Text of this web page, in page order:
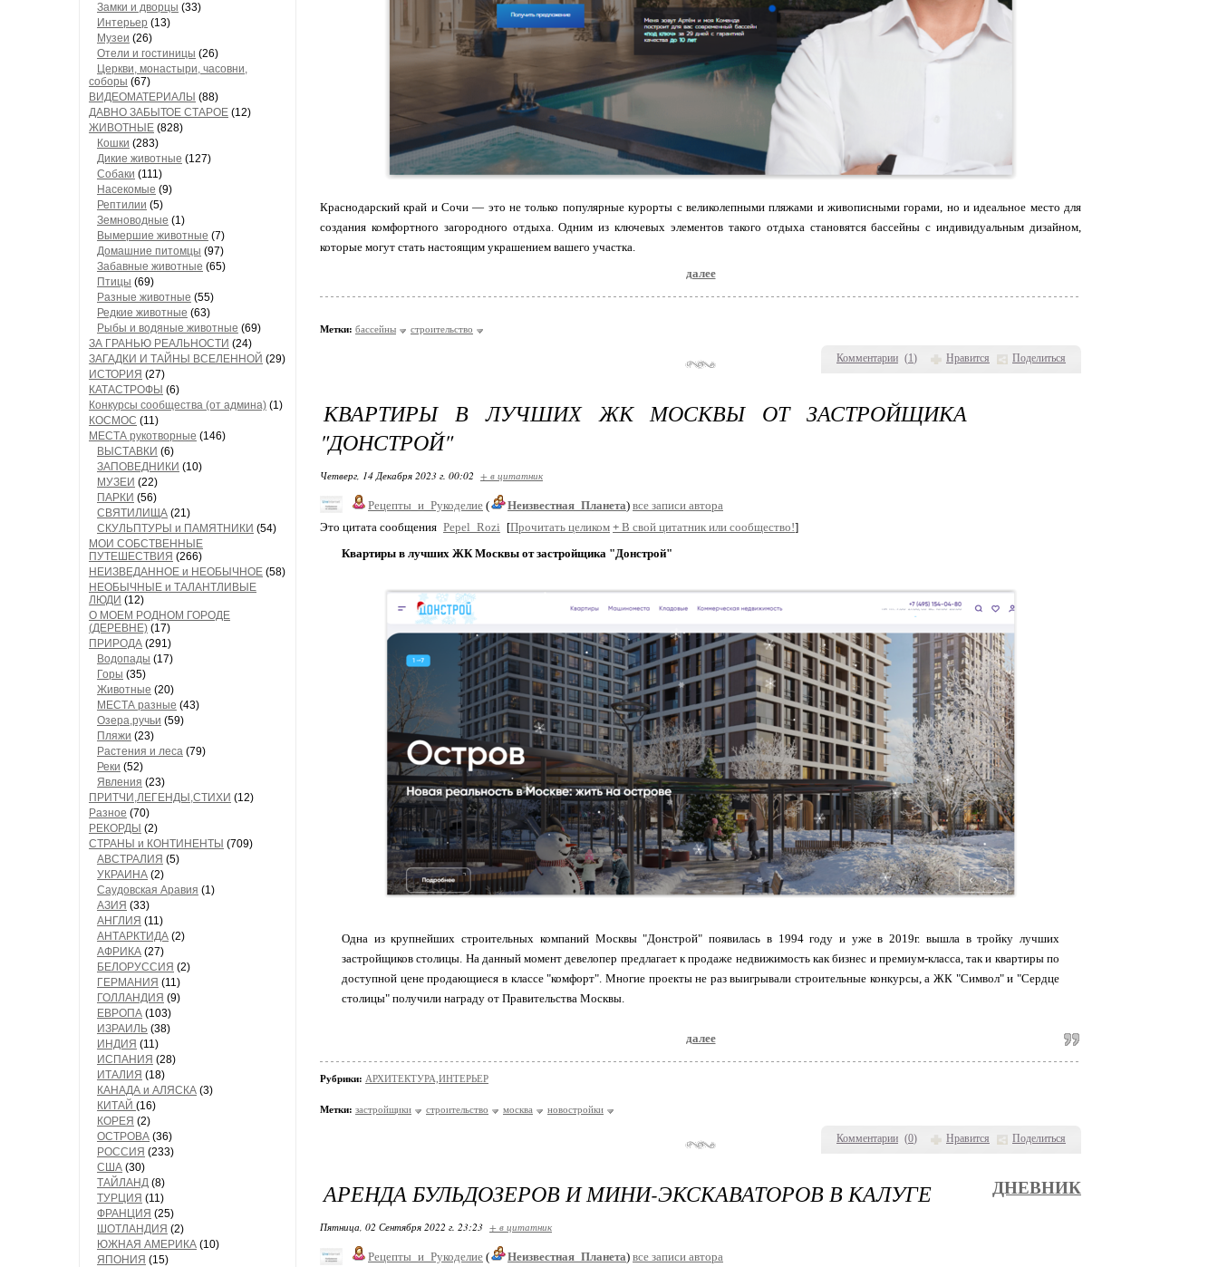
Замки и дворцы (33)
Интерьер (13)
Музеи (26)
Отели и гостиницы (26)
Церкви, монастыри, часовни,
соборы (67)
ВИДЕОМАТЕРИАЛЫ (88)
ДАВНО ЗАБЫТОЕ СТАРОЕ (12)
ЖИВОТНЫЕ (828)
Кошки (283)
Дикие животные (127)
Собаки (111)
Насекомые (9)
Рептилии (5)
Земноводные (1)
Вымершие животные (7)
Домашние питомцы (97)
Забавные животные (65)
Птицы (69)
Разные животные (55)
Редкие животные (63)
Рыбы и водяные животные (69)
ЗА ГРАНЬЮ РЕАЛЬНОСТИ (24)
ЗАГАДКИ И ТАЙНЫ ВСЕЛЕННОЙ (29)
ИСТОРИЯ (27)
КАТАСТРОФЫ (6)
Конкурсы сообщества (от админа) (1)
КОСМОС (11)
МЕСТА рукотворные (146)
ВЫСТАВКИ (6)
ЗАПОВЕДНИКИ (10)
МУЗЕИ (22)
ПАРКИ (56)
СВЯТИЛИЩА (21)
СКУЛЬПТУРЫ и ПАМЯТНИКИ (54)
МОИ СОБСТВЕННЫЕ
ПУТЕШЕСТВИЯ (266)
НЕИЗВЕДАННОЕ и НЕОБЫЧНОЕ (58)
НЕОБЫЧНЫЕ и ТАЛАНТЛИВЫЕ
ЛЮДИ (12)
О МОЕМ РОДНОМ ГОРОДЕ
(ДЕРЕВНЕ) (17)
ПРИРОДА (291)
Водопады (17)
Горы (35)
Животные (20)
МЕСТА разные (43)
Озера,ручьи (59)
Пляжи (23)
Растения и леса (79)
Реки (52)
Явления (23)
ПРИТЧИ,ЛЕГЕНДЫ,СТИХИ (12)
Разное (70)
РЕКОРДЫ (2)
СТРАНЫ и КОНТИНЕНТЫ (709)
АВСТРАЛИЯ (5)
УКРАИНА (2)
Саудовская Аравия (1)
АЗИЯ (33)
АНГЛИЯ (11)
АНТАРКТИДА (2)
АФРИКА (27)
БЕЛОРУССИЯ (2)
ГЕРМАНИЯ (11)
ГОЛЛАНДИЯ (9)
ЕВРОПА (103)
ИЗРАИЛЬ (38)
ИНДИЯ (11)
ИСПАНИЯ (28)
ИТАЛИЯ (18)
КАНАДА и АЛЯСКА (3)
КИТАЙ (16)
КОРЕЯ (2)
ОСТРОВА (36)
РОССИЯ (233)
США (30)
ТАЙЛАНД (8)
ТУРЦИЯ (11)
ФРАНЦИЯ (25)
ШОТЛАНДИЯ (2)
ЮЖНАЯ АМЕРИКА (10)
ЯПОНИЯ (15)
Комментарии (1) Нравится Поделиться
Краснодарский край и Сочи — это не только популярные курорты с великолепными пляжами и живописными горами, но и идеальное место для
создания комфортного загородного отдыха. Одним из ключевых элементов такого отдыха становятся бассейны с индивидуальным дизайном,
которые могут стать настоящим украшением вашего участка.
далее
Метки: бассейны строительство
Комментарии (0) Нравится Поделиться
КВАРТИРЫ В ЛУЧШИХ ЖК МОСКВЫ ОТ ЗАСТРОЙЩИКА
"ДОНСТРОЙ"
Четверг, 14 Декабря 2023 г. 00:02 + в цитатник
Рецепты_и_Рукоделие ( Неизвестная_Планета) все записи автора
Это цитата сообщения Pepel_Rozi [Прочитать целиком + В свой цитатник или сообщество!]
Квартиры в лучших ЖК Москвы от застройщика "Донстрой"
Одна из крупнейших строительных компаний Москвы "Донстрой" появилась в 1994 году и уже в 2019г. вышла в тройку лучших
застройщиков столицы. На данный момент девелопер предлагает к продаже недвижимость как бизнес и премиум-класса, так и квартиры по
доступной цене продающиеся в классе "комфорт". Многие проекты не раз выигрывали строительные конкурсы, а ЖК "Символ" и "Сердце
столицы" получили награду от Правительства Москвы.
далее
Рубрики: АРХИТЕКТУРА,ИНТЕРЬЕР
Метки: застройщики строительство москва новостройки
АРЕНДА БУЛЬДОЗЕРОВ И МИНИ-ЭКСКАВАТОРОВ В КАЛУГЕ ДНЕВНИК
Пятница, 02 Сентября 2022 г. 23:23 + в цитатник
Рецепты_и_Рукоделие ( Неизвестная_Планета) все записи автора